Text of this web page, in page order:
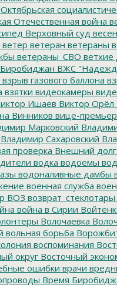
Отечественная война
Верховный суд
ветер ветеран ветераны
ветераны_СВО ветхие
ВЖС
взрыв газового баллона
взятки видеокамеры
Ишаев Виктор Орёл
Винников вице-премьер
Марковский
Владимир Сахаровский
проверка Внешний долг
водка водоемы
водоналивные дамбы
военная служба
ВОЗ возврат_стеклотары
война в Сирии
Волочаевка
вольная борьба
воспоминания
округ Восточный
ошибки врачи
Время